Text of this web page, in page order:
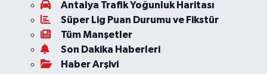
Antalya Trafik Yoğunluk Haritası
Süper Lig Puan Durumu ve Fikstür
Tüm Manşetler
Son Dakika Haberleri
Haber Arşivi